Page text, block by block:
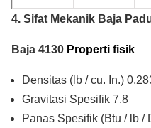
4. Sifat Mekanik Baja
Baja 4130 Properti fisik
Densitas (lb / cu. In.)
Gravitasi Spesifik 7.8
Panas Spesifik (Btu / lb /